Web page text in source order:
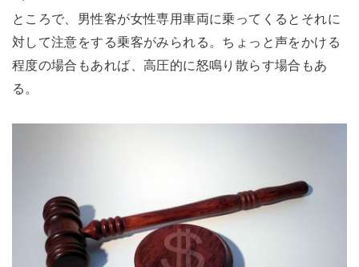
ところで、男性客が女性専用車両に乗ってくるとそれに
対して注意をする乗客がみられる。ちょっと声をかける
程度の場合もあれば、高圧的に怒鳴り散らす場合もあ
る。